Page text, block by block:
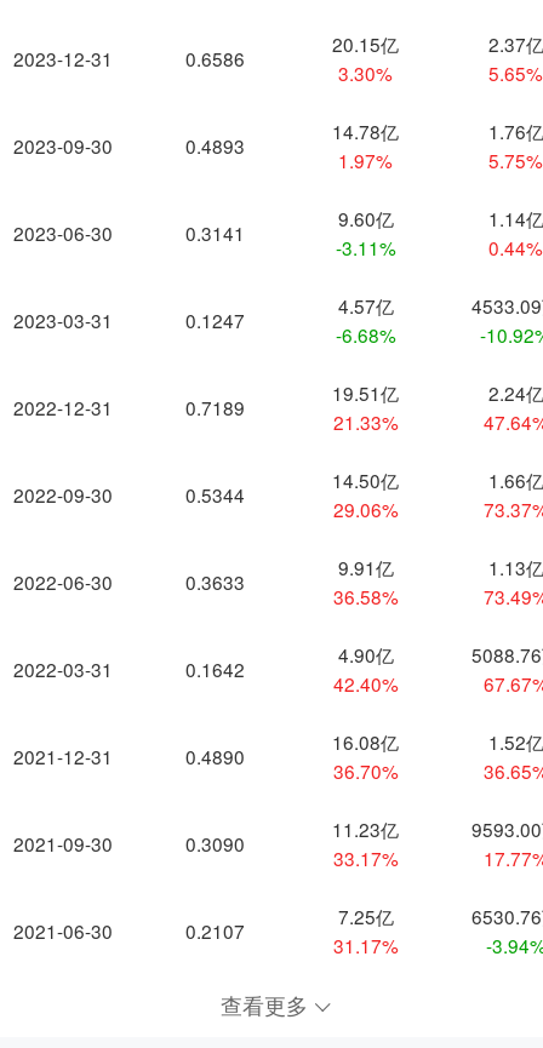
2023-12-31
2023-09-30
2023-06-30
2023-03-31
2022-12-31
2022-09-30
2022-06-30
2022-03-31
2021-12-31
2021-09-30
2021-06-30
0.6586
20.15亿
3.30%
2.37亿
5.65%
0.4893
14.78亿
1.97%
1.76亿
5.75%
0.3141
9.60亿
-3.11%
1.14亿
0.44%
0.1247
4.57亿
-6.68%
-
0.7189
19.51亿
21.33%
2.24亿
0.5344
14.50亿
29.06%
1.66亿
0.3633
9.91亿
36.58%
1.13亿
0.1642
4.90亿
42.40%
0.4890
16.08亿
36.70%
1.52亿
0.3090
11.23亿
33.17%
0.2107
7.25亿
31.17%
-
查看更多